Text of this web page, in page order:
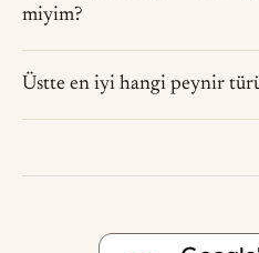
miyim?
Üstte en iyi hangi peynir